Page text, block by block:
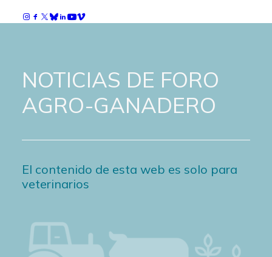
NOTICIAS DE FORO
AGRO-GANADERO
El contenido de esta web es solo para
veterinarios